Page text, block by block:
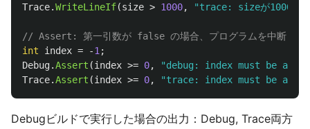
Trace.WriteLineIf(size > 1000, "trace: sizeが1000を
// Assert: 第一引数が false の場合、プログラムを中断して
int
index = -1 ;
Debug.Assert (index >= 0,
"debug: index must be a
Trace.Assert (index >= 0, "trace: index must be a
Debugビルドで実行した場合の出力：Debug, Trace両方